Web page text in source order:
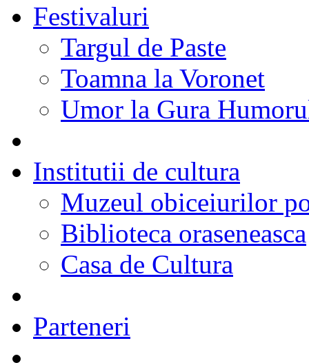
Festivaluri
Targul de Paste
Toamna la Voronet
Umor la Gura
Institutii de cultura
Muzeul obiceiurilor
Biblioteca oraseneasca
Casa de Cultura
Parteneri